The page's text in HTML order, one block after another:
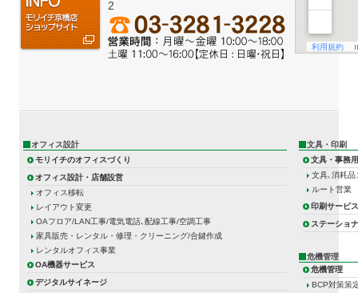
2
オフィス設計
モリイチのオフィスづくり
オフィス設計・店舗設営
オフィス移転
レイアウト変更
OAフロア/LAN工事/電気電話､配線工事/空調工事
家具販売・レンタル・修理・クリーニング/合鍵作成
レンタルオフィス事業
OA機器サービス
デジタルサイネージ
文具・印刷
文具・事務
文具､消耗品
ルート営業
印刷サービス
ステーショ
危機管理
危機管理
BCP対策策